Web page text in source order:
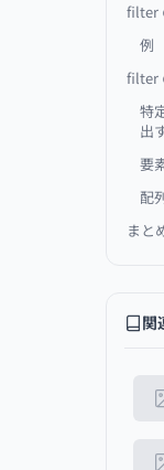
filter
例
filter
特
出
要
配
まと
関